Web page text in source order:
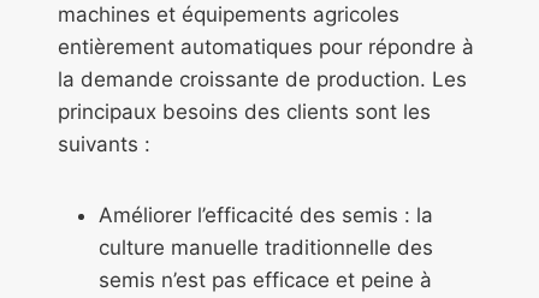
machines et équipements agricoles
entièrement automatiques pour répondre à
la demande croissante de production. Les
principaux besoins des clients sont les
suivants :
Améliorer l’efficacité des semis : la
culture manuelle traditionnelle des
semis n’est pas efficace et peine à